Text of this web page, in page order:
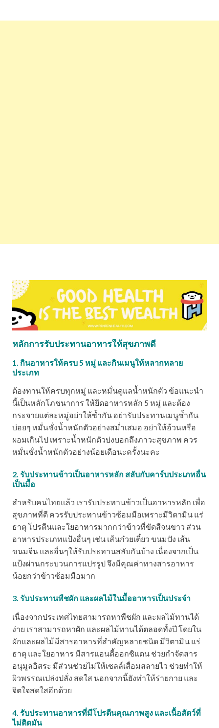
หลักการรับประทานอาหารให้สุขภาพดี
1. กินอาหารให้ครบ 5 หมู่ และกินเมนูให้หลากหลาย
ประเภท
ต้องทานให้ครบทุกหมู่ และหมั่นดูแลน้ำหนักตัว ข้อแนะนำ
นี้เป็นหลักโภชนาการ ให้ยึดอาหารหลัก 5 หมู่ และต้อง
กระจายแต่ละหมู่อย่าให้ซ้ำกัน อย่ารับประทานเมนูซ้ำกัน
บ่อยๆ หมั่นชั่งน้ำหนักตัวอย่างสม่ำเสมอ อย่าให้อ้วนหรือ
ผอมเกินไป เพราะน้ำหนักตัวบ่งบอกถึงภาวะสุขภาพ ควร
หมั่นชั่งน้ำหนักตัวอย่างน้อยเดือนะครั้งนะคะ
2. รับประทานข้าวเป็นอาหารหลัก สลับกับคาร์บประเภทอื่น
เป็นมื้อ
สำหรับคนไทยแล้ว เรารับประทานข้าวเป็นอาหารหลัก เพื่อ
สุขภาพที่ดี ควรรับประทานข้าวซ้อมมือเพราะมีวิตามิน แร่
ธาตุ โปรตีนและใยอาหารมากกว่าข้าวที่ขัดสีจนขาว ส่วน
อาหารประเภทแป้งอื่นๆ เช่น เส้นก๋วยเตี๋ยว ขนมปัง เส้น
ขนมจีน และอื่นๆให้รับประทานสลับกันบ้าง เนื่องจากเป็น
แป้งผ่านกระบวนการแปรรูป จึงมีคุณค่าทางสารอาหาร
น้อยกว่าข้าวซ้อมมือมาก
3. รับประทานพืชผัก และผลไม้ในมื้ออาหารเป็นประจำ
เนื่องจากประเทศไทยสามารถหาพืชผัก และผลไม้ทานได้
ง่าย เราสามารถหาผัก และผลไม้ทานได้ตลอดทั้งปี โดยใน
ผักและผลไม้มีสารอาหารที่สำคัญหลายชนิด มีวิตามิน แร่
ธาตุ และใยอาหาร มีสารแอนตี้ออกซิแดน ช่วยกำจัดสาร
อนุมูลอิสระ มีส่วนช่วยไม่ให้เซลล์เสื่อมสลายไว ช่วยทำให้
ผิวพรรณเปล่งปลั่ง สดใส นอกจากนี้ยังทำให้ร่ายกาย และ
จิตใจสดใสอีกด้วย
4. รับประทานอาหารที่มีโปรตีนคุณภาพสูง และเนื้อสัตว์ที่
ไม่ติดมัน